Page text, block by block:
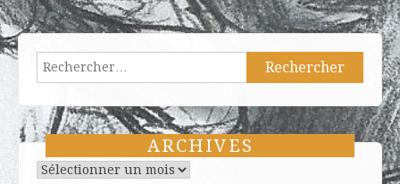
Rechercher :
ARCHIVES
Archives